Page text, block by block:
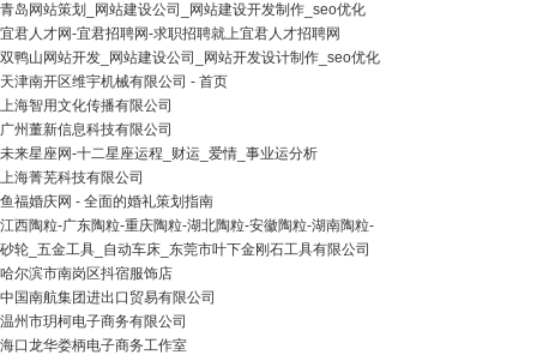
青岛网站策划_网站建设公司_网站建设开发制作_seo优化
宜君人才网-宜君招聘网-求职招聘就上宜君人才招聘网
双鸭山网站开发_网站建设公司_网站开发设计制作_seo优化
天津南开区维宇机械有限公司 - 首页
上海智用文化传播有限公司
广州董新信息科技有限公司
未来星座网-十二星座运程_财运_爱情_事业运分析
上海菁芜科技有限公司
鱼福婚庆网 - 全面的婚礼策划指南
江西陶粒-广东陶粒-重庆陶粒-湖北陶粒-安徽陶粒-湖南陶粒-
砂轮_五金工具_自动车床_东莞市叶下金刚石工具有限公司
哈尔滨市南岗区抖宿服饰店
中国南航集团进出口贸易有限公司
温州市玥柯电子商务有限公司
海口龙华娄柄电子商务工作室